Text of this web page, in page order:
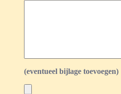
(eventueel bijlage toevoegen)